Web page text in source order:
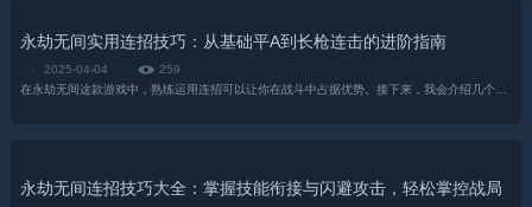
永劫无间实用连招技巧：从基础平A到长枪连击的进阶指南
· 2025-04-04
259
永劫无间连招技巧大全：掌握技能衔接与闪避攻击，轻松掌控战局